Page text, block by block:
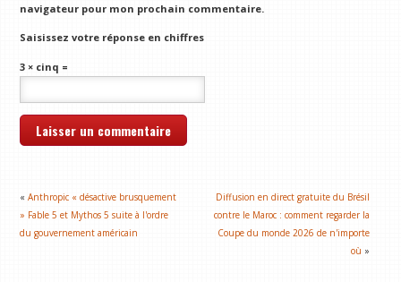
navigateur pour mon prochain commentaire.
Saisissez votre réponse en chiffres
3 × cinq =
«Anthropic « désactive brusquement
» Fable 5 et Mythos 5 suite à l'ordre
du gouvernement américain
Diffusion en direct gratuite du Brésil
contre le Maroc : comment regarder la
Coupe du monde 2026 de n'importe
où »